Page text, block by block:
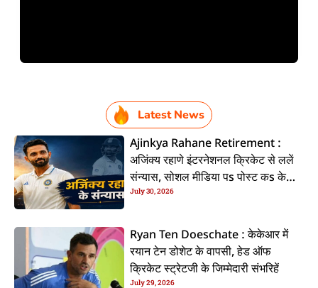
Latest News
Ajinkya Rahane Retirement :
अजिंक्य रहाणे इंटरनेशनल क्रिकेट से ललें
संन्यास, सोशल मीडिया पs पोस्ट कs के
कइलें एलान
July 30, 2026
Ryan Ten Doeschate : केकेआर में
रयान टेन डोशेट के वापसी, हेड ऑफ
क्रिकेट स्ट्रेटजी के जिम्मेदारी संभरिहें
July 29, 2026